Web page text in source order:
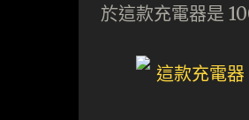
於這款充電器是